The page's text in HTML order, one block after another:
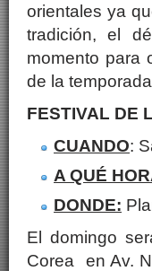
orientales ya
tradición, el
momento para
de la
FESTIVAL DE
CUANDO:
A QUÉ
DONDE:
El domingo
Corea en Av.